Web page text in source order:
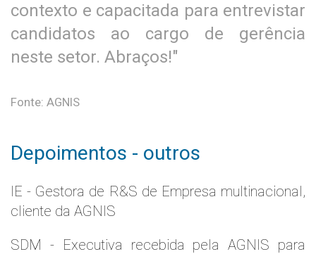
contexto e capacitada para entrevistar
candidatos ao cargo de gerência
neste setor. Abraços!"
Fonte: AGNIS
Depoimentos - outros
IE - Gestora de R&S de Empresa multinacional,
cliente da AGNIS
SDM - Executiva recebida pela AGNIS para